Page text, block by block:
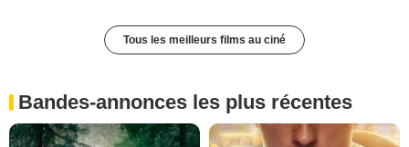
Tous les meilleurs films au ciné
Bandes-annonces les plus récentes